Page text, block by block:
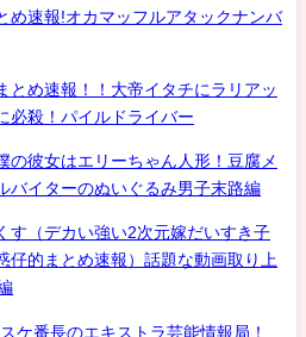
め速報!オカマッフルアタックナンバ
とめ速報！！大帝イタチにラリアッ
必殺！パイルドライバー
彼女はエリーちゃん人形！豆腐メ
バイターのぬいぐるみ男子末路編
す（デカい強い2次元嫁だいすき子
仔的まとめ速報）話題な動画取り上
ケ番長のエキストラ芸能情報局！